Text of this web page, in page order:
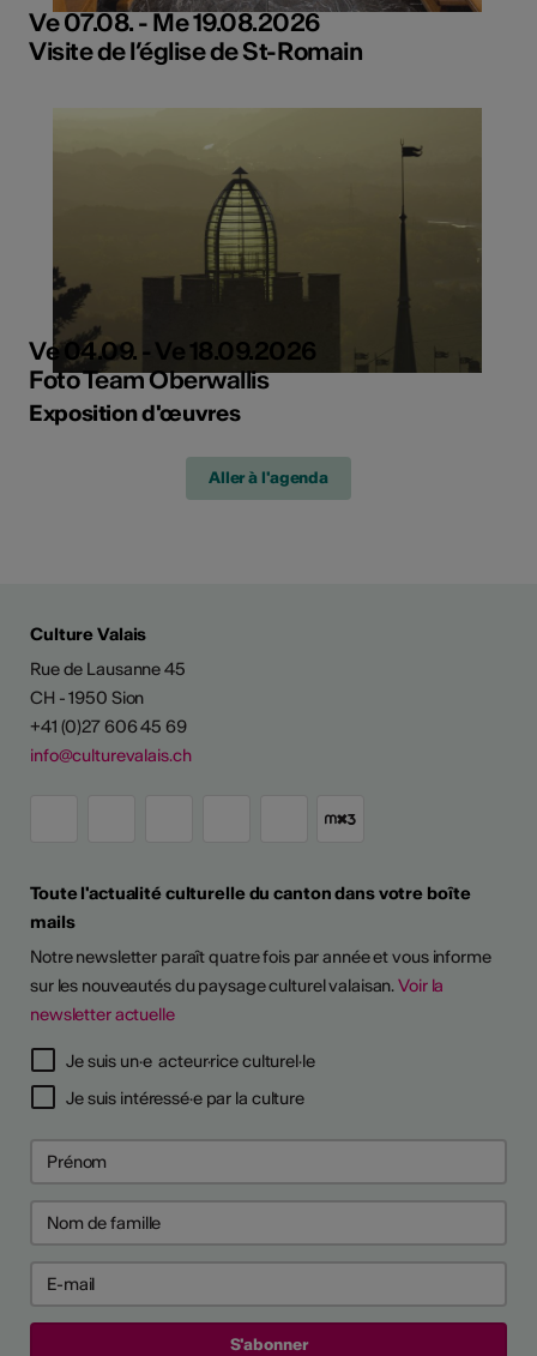
Ve 07.08. - Me 19.08.2026
Visite de l’église de St-Romain
Ve 04.09. - Ve 18.09.2026
Foto Team Oberwallis
Exposition d'œuvres
Aller à l'agenda
Culture Valais
Rue de Lausanne 45
CH - 1950 Sion
+41 (0)27 606 45 69
info@culturevalais.ch
Toute l'actualité culturelle du canton dans votre boîte
mails
Notre newsletter paraît quatre fois par année et vous informe
sur les nouveautés du paysage culturel valaisan.Voir la
newsletter actuelle
Je suis un·e acteur·rice culturel·le
Je suis intéressé·e par la culture